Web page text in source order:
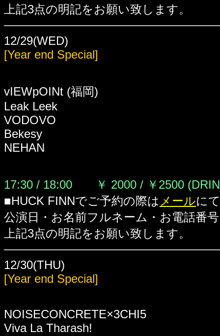
上記3点の明記をお願い致します。
12/29(WED)
[Year end Special]
vIEWpOINt (福岡)
Leak Leek
VODOVO
Bekesy
NEHAN
17:30 / 18:00 ￥ 2000 / ￥2500
■HUCK FINNでご予約の際は メールに
公演日・お名前フルネーム・お電話番号
上記3点の明記をお願い致します。
12/30(THU)
[Year end Special]
NOISECONCRETE×3CHI5
Viva La Tharash!